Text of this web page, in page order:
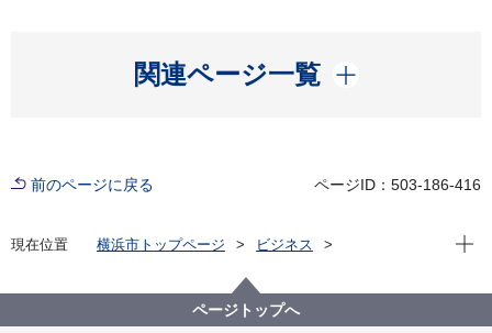
関連ページ一覧
開く
前のページに戻る ページID：503-186-416
現在位置 横浜市トップページ
ビジネス
住まいや建物の防災と補助制度
建物の耐震化支援
補助金・支援制度
木造住宅の耐震化
現在
ページトップへ